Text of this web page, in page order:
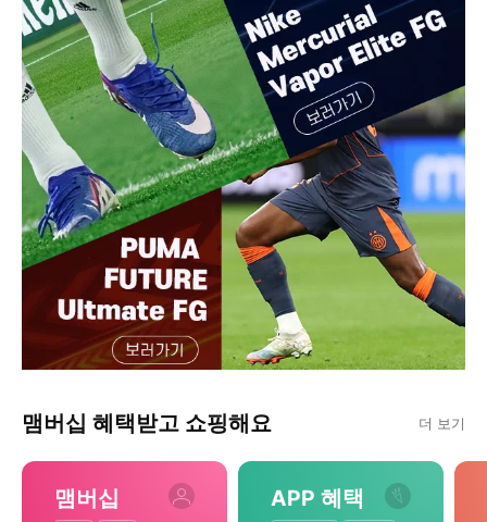
맴버십 혜택받고 쇼핑해요 더 보기
맴버십 APP 혜택